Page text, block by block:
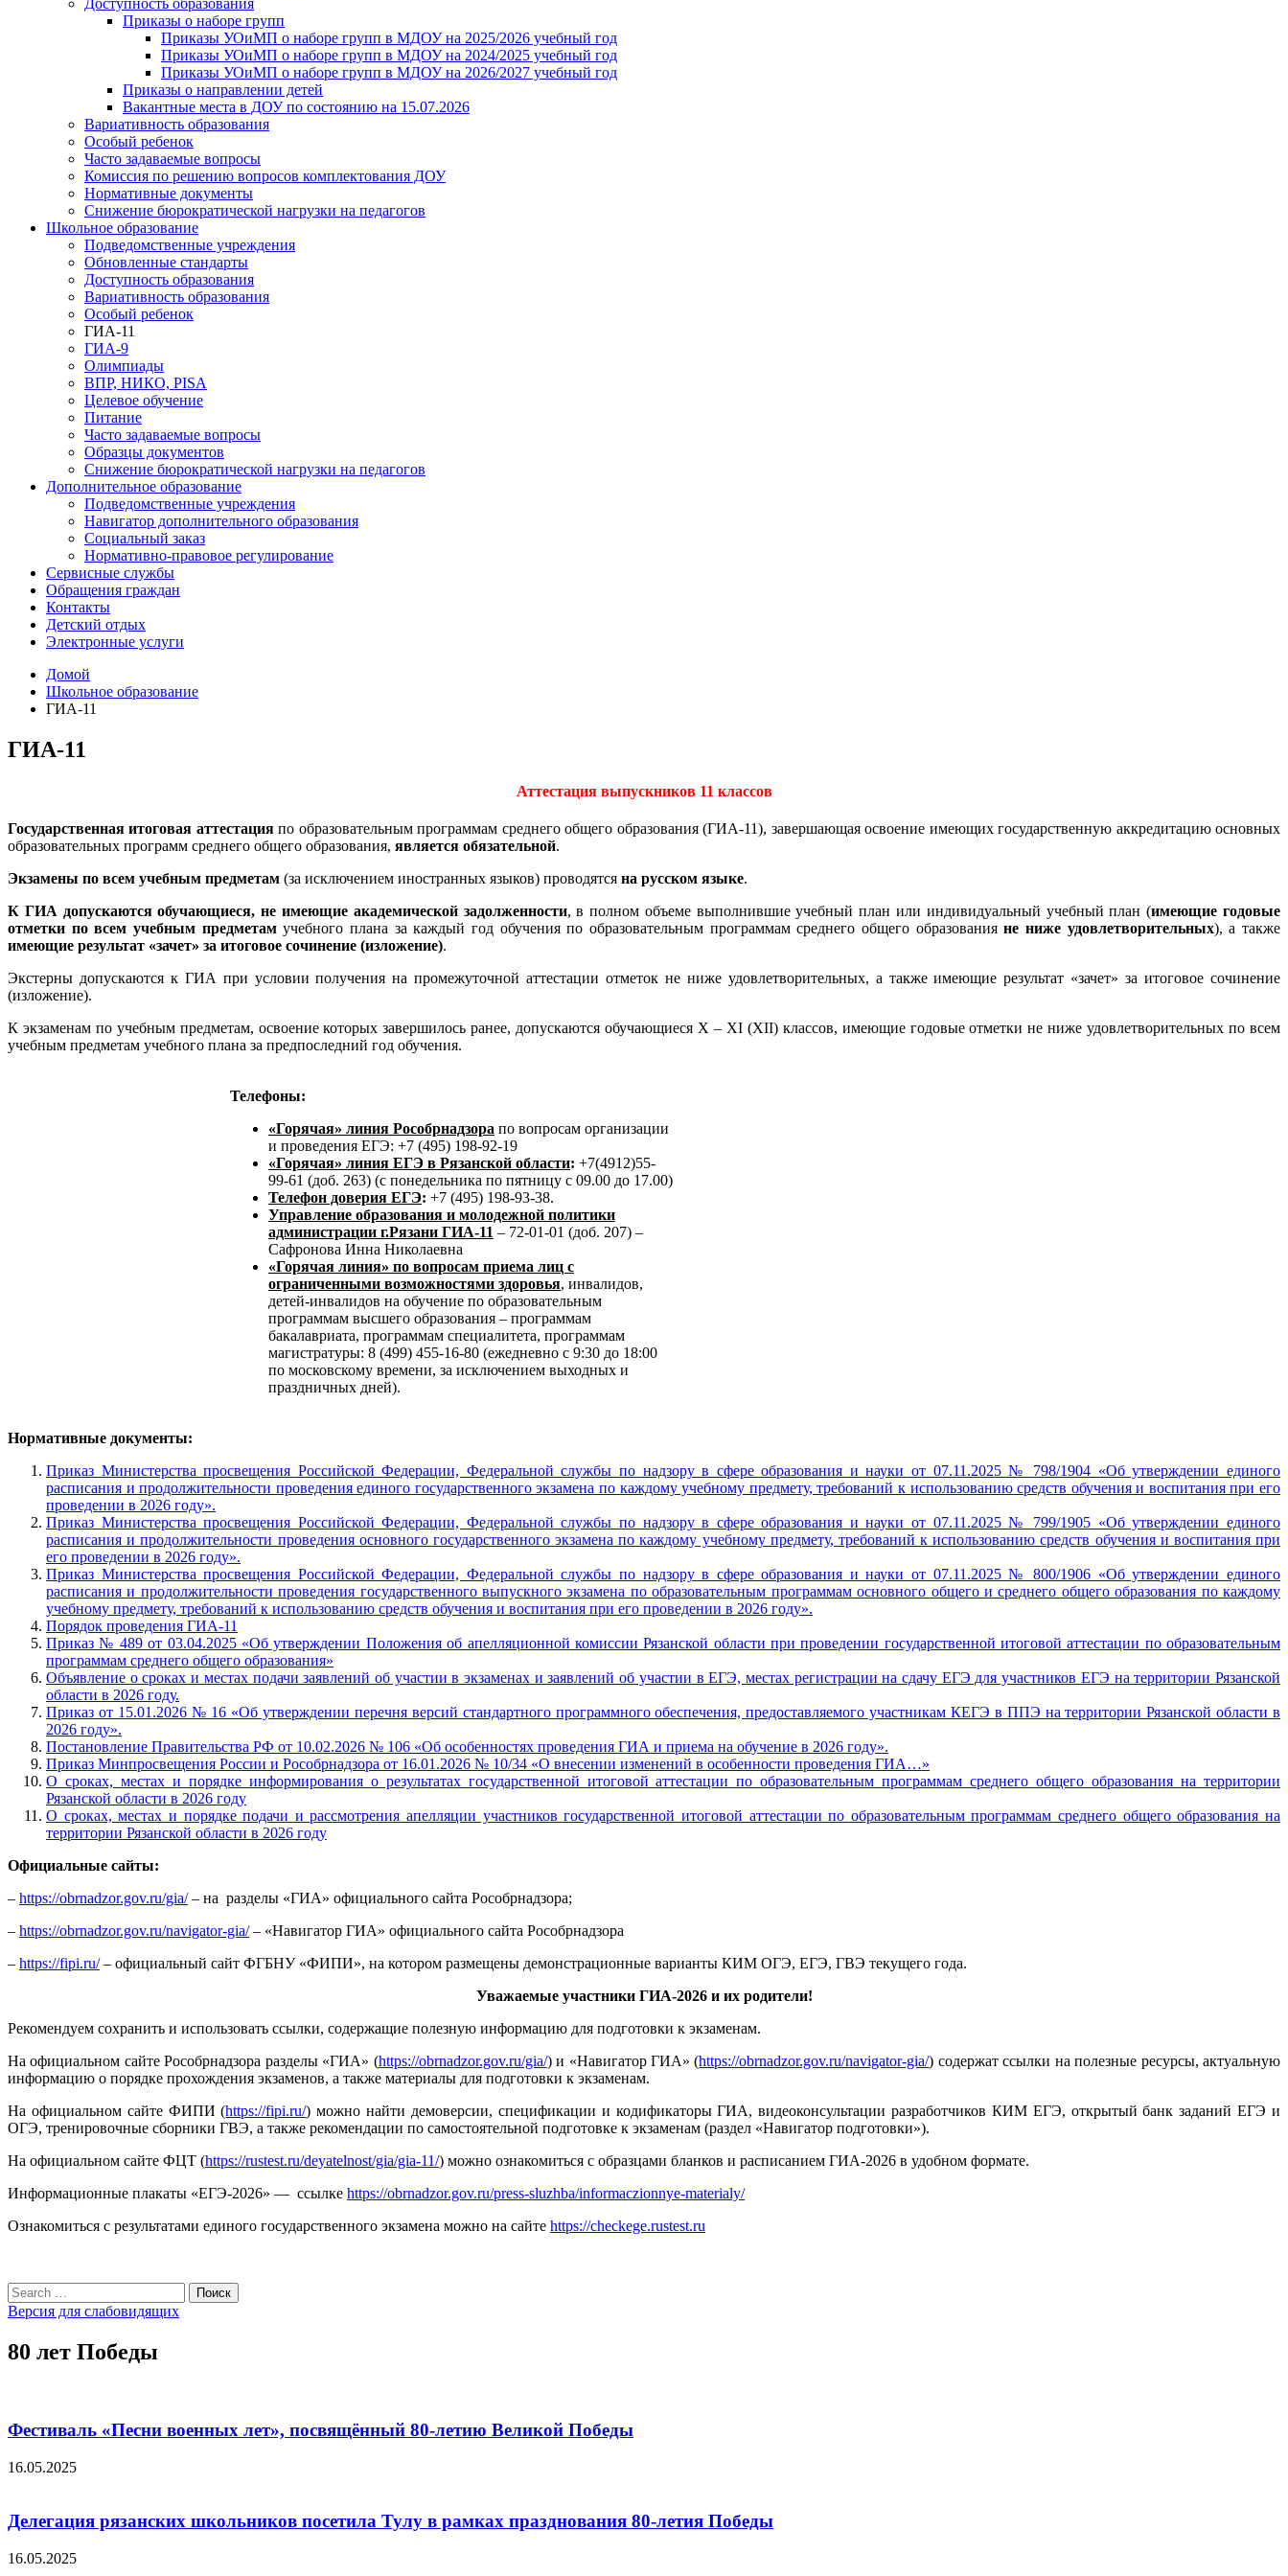
Доступность образования
Приказы о наборе групп
Приказы УОиМП о наборе групп в МДОУ на 2025/2026 учебный год
Приказы УОиМП о наборе групп в МДОУ на 2024/2025 учебный год
Приказы УОиМП о наборе групп в МДОУ на 2026/2027 учебный год
Приказы о направлении детей
Вакантные места в ДОУ по состоянию на 15.07.2026
Вариативность образования
Особый ребенок
Часто задаваемые вопросы
Комиссия по решению вопросов комплектования ДОУ
Нормативные документы
Снижение бюрократической нагрузки на педагогов
Школьное образование
Подведомственные учреждения
Обновленные стандарты
Доступность образования
Вариативность образования
Особый ребенок
ГИА-11
ГИА-9
Олимпиады
ВПР, НИКО, PISA
Целевое обучение
Питание
Часто задаваемые вопросы
Образцы документов
Снижение бюрократической нагрузки на педагогов
Дополнительное образование
Подведомственные учреждения
Навигатор дополнительного образования
Социальный заказ
Нормативно-правовое регулирование
Сервисные службы
Обращения граждан
Контакты
Детский отдых
Электронные услуги
Домой
Школьное образование
ГИА-11
ГИА-11
Аттестация выпускников 11 классов
Государственная итоговая аттестацияпо образовательным программам среднего общего образования (ГИА-11), завершающая освоение имеющих государственную аккредитацию основных
образовательных программ среднего общего образования, является обязательной.
Экзамены по всем учебным предметам (за исключением иностранных языков) проводятся на русском языке.
К ГИА допускаются обучающиеся, не имеющие академической задолженности, в полном объеме выполнившие учебный план или индивидуальный учебный план (имеющие годовые
отметки по всем учебным предметамучебного плана за каждый год обучения по образовательным программам среднего общего образованияне ниже удовлетворительных), а также
имеющие результат «зачет» за итоговое сочинение (изложение).
Экстерны допускаются к ГИА при условии получения на промежуточной аттестации отметок не ниже удовлетворительных, а также имеющие результат «зачет» за итоговое сочинение
(изложение).
К экзаменам по учебным предметам, освоение которых завершилось ранее, допускаются обучающиеся X – XI (XII) классов, имеющие годовые отметки не ниже удовлетворительных по всем
учебным предметам учебного плана за предпоследний год обучения.
Телефоны:
«Горячая» линия Рособрнадзора по вопросам организации
и проведения ЕГЭ: +7 (495) 198-92-19
«Горячая» линия ЕГЭ в Рязанской области: +7(4912)55-
99-61 (доб. 263) (с понедельника по пятницу с 09.00 до 17.00)
Телефон доверия ЕГЭ: +7 (495) 198-93-38.
Управление образования и молодежной политики
администрации г.Рязани ГИА-11 – 72-01-01 (доб. 207) –
Сафронова Инна Николаевна
«Горячая линия» по вопросам приема лиц с
ограниченными возможностями здоровья, инвалидов,
детей-инвалидов на обучение по образовательным
программам высшего образования – программам
бакалавриата, программам специалитета, программам
магистратуры: 8 (499) 455-16-80 (ежедневно с 9:30 до 18:00
по московскому времени, за исключением выходных и
праздничных дней).
Нормативные документы:
Приказ Министерства просвещения Российской Федерации, Федеральной службы по надзору в сфере образования и науки от 07.11.2025 № 798/1904 «Об утверждении единого
расписания и продолжительности проведения единого государственного экзамена по каждому учебному предмету, требований к использованию средств обучения и воспитания при его
проведении в 2026 году».
Приказ Министерства просвещения Российской Федерации, Федеральной службы по надзору в сфере образования и науки от 07.11.2025 № 799/1905 «Об утверждении единого
расписания и продолжительности проведения основного государственного экзамена по каждому учебному предмету, требований к использованию средств обучения и воспитания при
его проведении в 2026 году».
Приказ Министерства просвещения Российской Федерации, Федеральной службы по надзору в сфере образования и науки от 07.11.2025 № 800/1906 «Об утверждении единого
расписания и продолжительности проведения государственного выпускного экзамена по образовательным программам основного общего и среднего общего образования по каждому
учебному предмету, требований к использованию средств обучения и воспитания при его проведении в 2026 году».
Порядок проведения ГИА-11
Приказ № 489 от 03.04.2025 «Об утверждении Положения об апелляционной комиссии Рязанской области при проведении государственной итоговой аттестации по образовательным
программам среднего общего образования»
Объявление о сроках и местах подачи заявлений об участии в экзаменах и заявлений об участии в ЕГЭ, местах регистрации на сдачу ЕГЭ для участников ЕГЭ на территории Рязанской
области в 2026 году.
Приказ от 15.01.2026 № 16 «Об утверждении перечня версий стандартного программного обеспечения, предоставляемого участникам КЕГЭ в ППЭ на территории Рязанской области в
2026 году».
Постановление Правительства РФ от 10.02.2026 № 106 «Об особенностях проведения ГИА и приема на обучение в 2026 году».
Приказ Минпросвещения России и Рособрнадзора от 16.01.2026 № 10/34 «О внесении изменений в особенности проведения ГИА…»
О сроках, местах и порядке информирования о результатах государственной итоговой аттестации по образовательным программам среднего общего образования на территории
Рязанской области в 2026 году
О сроках, местах и порядке подачи и рассмотрения апелляции участников государственной итоговой аттестации по образовательным программам среднего общего образования на
территории Рязанской области в 2026 году
Официальные сайты:
– https://obrnadzor.gov.ru/gia/ – на разделы «ГИА» официального сайта Рособрнадзора;
– https://obrnadzor.gov.ru/navigator-gia/ – «Навигатор ГИА» официального сайта Рособрнадзора
– https://fipi.ru/ – официальный сайт ФГБНУ «ФИПИ», на котором размещены демонстрационные варианты КИМ ОГЭ, ЕГЭ, ГВЭ текущего года.
Уважаемые участники ГИА-2026 и их родители!
Рекомендуем сохранить и использовать ссылки, содержащие полезную информацию для подготовки к экзаменам.
На официальном сайте Рособрнадзора разделы «ГИА» (https://obrnadzor.gov.ru/gia/)и «Навигатор ГИА» (https://obrnadzor.gov.ru/navigator-gia/) содержат ссылки на полезные ресурсы, актуальную
информацию о порядке прохождения экзаменов, а также материалы для подготовки к экзаменам.
На официальном сайте ФИПИ (https://fipi.ru/)можно найти демоверсии, спецификации и кодификаторы ГИА, видеоконсультации разработчиков КИМ ЕГЭ, открытый банк заданий ЕГЭ и
ОГЭ, тренировочные сборники ГВЭ, а также рекомендации по самостоятельной подготовке к экзаменам (раздел «Навигатор подготовки»).
На официальном сайте ФЦТ (https://rustest.ru/deyatelnost/gia/gia-11/) можно ознакомиться с образцами бланков и расписанием ГИА-2026 в удобном формате.
Информационные плакаты «ЕГЭ-2026» — ссылке https://obrnadzor.gov.ru/press-sluzhba/informaczionnye-materialy/
Ознакомиться с результатами единого государственного экзамена можно на сайте https://checkege.rustest.ru
Search
for:
Поиск
Версия для слабовидящих
80 лет Победы
Фестиваль «Песни военных лет», посвящённый 80-летию Великой Победы
16.05.2025
Делегация рязанских школьников посетила Тулу в рамках празднования 80-летия Победы
16.05.2025